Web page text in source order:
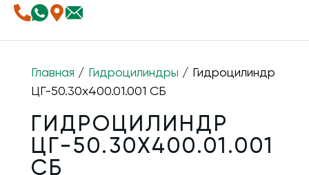
Главная / Гидроцилиндры / Гидроцилиндр
ЦГ-50.30х400.01.001 СБ
ГИДРОЦИЛИНДР
ЦГ-50.30Х400.01.001
СБ